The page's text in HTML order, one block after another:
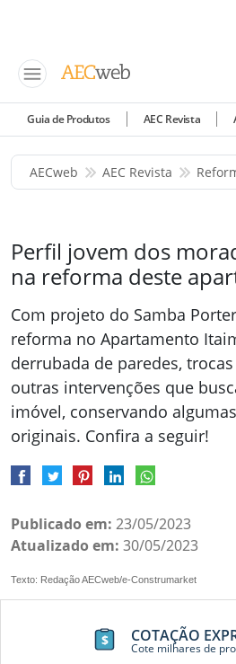
Guia de Produtos AEC Revista
AECweb AEC Revista
Perfil jovem dos
na reforma deste
Com projeto do Samba
reforma no Apartamento
derrubada de paredes,
outras intervenções que
imóvel, conservando
originais. Confira a seguir!
Publicado em: 23/05/2023
Atualizado em: 30/05/2023
Texto: Redação AECweb/e-Construmarket
COTAÇÃO
Cote milhares de